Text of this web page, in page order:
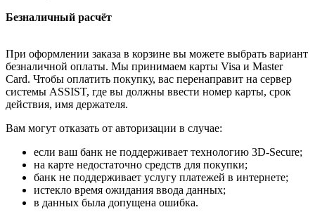
Безналичный расчёт
При оформлении заказа в корзине вы можете выбрать вариант
безналичной оплаты. Мы принимаем карты Visa и Master
Card. Чтобы оплатить покупку, вас перенаправит на сервер
системы ASSIST, где вы должны ввести номер карты, срок
действия, имя держателя.
Вам могут отказать от авторизации в случае:
если ваш банк не поддерживает технологию 3D-Secure;
на карте недостаточно средств для покупки;
банк не поддерживает услугу платежей в интернете;
истекло время ожидания ввода данных;
в данных была допущена ошибка.